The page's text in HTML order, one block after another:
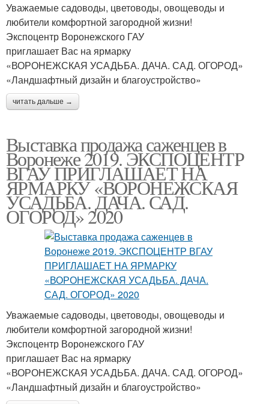
Уважаемые садоводы, цветоводы, овощеводы и
любители комфортной загородной жизни!
Экспоцентр Воронежского ГАУ
приглашает Вас на ярмарку
«ВОРОНЕЖСКАЯ УСАДЬБА. ДАЧА. САД. ОГОРОД»
«Ландшафтный дизайн и благоустройство»
читать дальше →
Выставка продажа саженцев в
Воронеже 2019. ЭКСПОЦЕНТР
ВГАУ ПРИГЛАШАЕТ НА
ЯРМАРКУ «ВОРОНЕЖСКАЯ
УСАДЬБА. ДАЧА. САД.
ОГОРОД» 2020
Уважаемые садоводы, цветоводы, овощеводы и
любители комфортной загородной жизни!
Экспоцентр Воронежского ГАУ
приглашает Вас на ярмарку
«ВОРОНЕЖСКАЯ УСАДЬБА. ДАЧА. САД. ОГОРОД»
«Ландшафтный дизайн и благоустройство»